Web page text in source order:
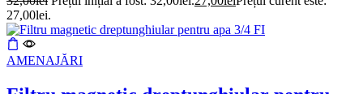
27,00lei.
AMENAJĂRI